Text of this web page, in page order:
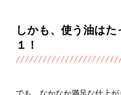
しかも、使う油はた
１！